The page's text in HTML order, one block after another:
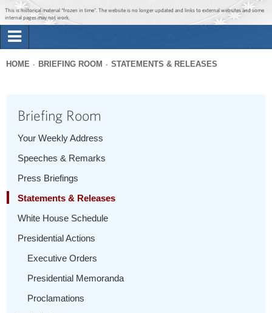
Jump to main content
Jump to navigation
This is historical material “frozen in time”. The website is no longer updated and links to external websites and some
internal pages may not work.
Briefing Room
1600 Penn
here
HOME BRIEFING ROOM STATEMENTS & RELEASES
Briefing Room
Your Weekly Address
Speeches & Remarks
Press Briefings
Statements & Releases
White House Schedule
Presidential Actions
Executive Orders
Presidential Memoranda
Proclamations